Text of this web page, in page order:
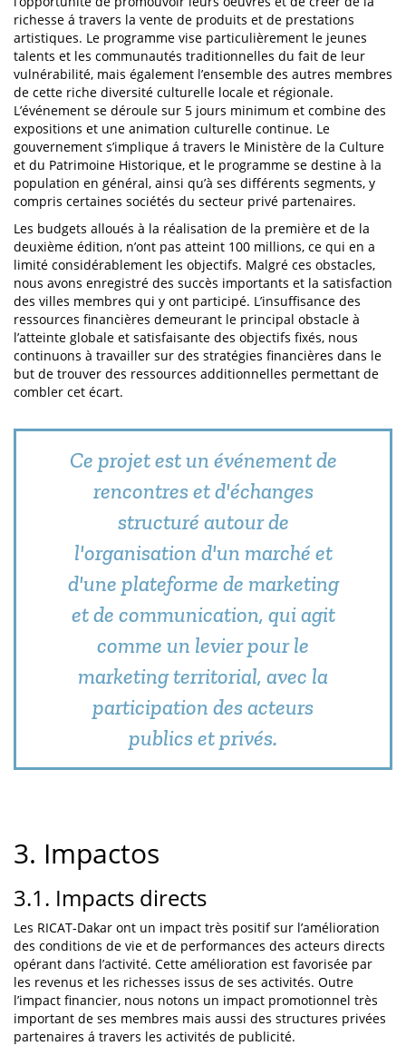
richesse á travers la vente de produits et de prestations
artistiques. Le programme vise particulièrement le jeunes
talents et les communautés traditionnelles du fait de leur
vulnérabilité, mais également l’ensemble des autres membres
de cette riche diversité culturelle locale et régionale.
L’événement se déroule sur 5 jours minimum et combine des
expositions et une animation culturelle continue. Le
gouvernement s’implique á travers le Ministère de la Culture
et du Patrimoine Historique, et le programme se destine à la
population en général, ainsi qu’à ses différents segments, y
compris certaines sociétés du secteur privé partenaires.
Les budgets alloués à la réalisation de la première et de la
deuxième édition, n’ont pas atteint 100 millions, ce qui en a
limité considérablement les objectifs. Malgré ces obstacles,
nous avons enregistré des succès importants et la satisfaction
des villes membres qui y ont participé. L’insuffisance des
ressources financières demeurant le principal obstacle à
l’atteinte globale et satisfaisante des objectifs fixés, nous
continuons à travailler sur des stratégies financières dans le
but de trouver des ressources additionnelles permettant de
combler cet écart.
Ce projet est un événement de
rencontres et d'échanges
structuré autour de
l'organisation d'un marché et
d'une plateforme de marketing
et de communication, qui agit
comme un levier pour le
marketing territorial, avec la
participation des acteurs
publics et privés.
3. Impactos
3.1. Impacts directs
Les RICAT-Dakar ont un impact très positif sur l’amélioration
des conditions de vie et de performances des acteurs directs
opérant dans l’activité. Cette amélioration est favorisée par
les revenus et les richesses issus de ses activités. Outre
l’impact financier, nous notons un impact promotionnel très
important de ses membres mais aussi des structures privées
partenaires á travers les activités de publicité.